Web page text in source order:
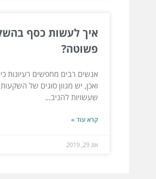
איך לעשות כסף
פשוטה?
אנשים רבים מחפשים רעיונות
ואכן, יש מגוון סוגים של
שעשויות להניב...
קרא עוד »
אוג 29, 2019